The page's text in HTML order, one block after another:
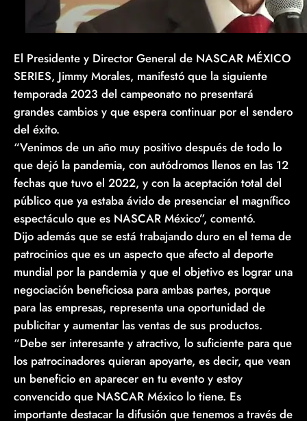
El Presidente y Director General de NASCAR MÉXICO
SERIES, Jimmy Morales, manifestó que la siguiente
temporada 2023 del campeonato no presentará
grandes cambios y que espera continuar por el sendero
del éxito.
“Venimos de un año muy positivo después de todo lo
que dejó la pandemia, con autódromos llenos en las 12
fechas que tuvo el 2022, y con la aceptación total del
público que ya estaba ávido de presenciar el magnífico
espectáculo que es NASCAR México”, comentó.
Dijo además que se está trabajando duro en el tema de
patrocinios que es un aspecto que afecto al deporte
mundial por la pandemia y que el objetivo es lograr una
negociación beneficiosa para ambas partes, porque
para las empresas, representa una oportunidad de
publicitar y aumentar las ventas de sus productos.
“Debe ser interesante y atractivo, lo suficiente para que
los patrocinadores quieran apoyarte, es decir, que vean
un beneficio en aparecer en tu evento y estoy
convencido que NASCAR México lo tiene. Es
importante destacar la difusión que tenemos a través de